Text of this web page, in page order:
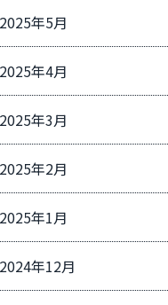
2025年5月
2025年4月
2025年3月
2025年2月
2025年1月
2024年12月